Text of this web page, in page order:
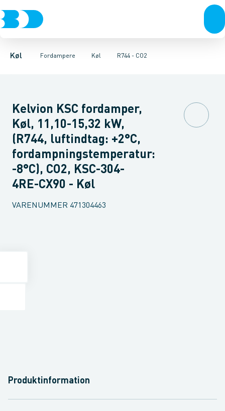
Køl Fordampere
KompressorerKondenseringsaggregater
Køl
Frost R744 - CO2
HFC R744 - CO2
Kelvion KSC fordamper,
Køl, 11,10-15,32 kW,
(R744, luftindtag: +2°C,
fordampningstemperatur:
-8°C), CO2, KSC-304-
4RE-CX90 - Køl
VARENUMMER 471304463
Produktinformation